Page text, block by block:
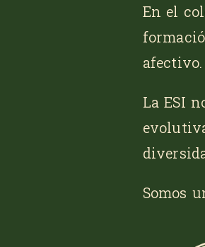
En el
afectivo.
La ESI
Somos